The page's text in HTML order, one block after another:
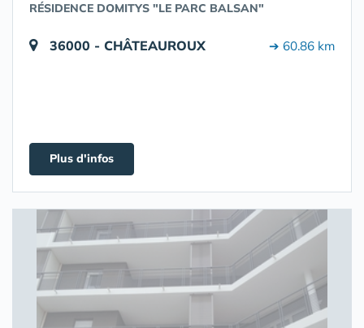
RÉSIDENCE DOMITYS "LE PARC BALSAN"
36000 - CHÂTEAUROUX ➔ 60.86 km
Plus d'infos